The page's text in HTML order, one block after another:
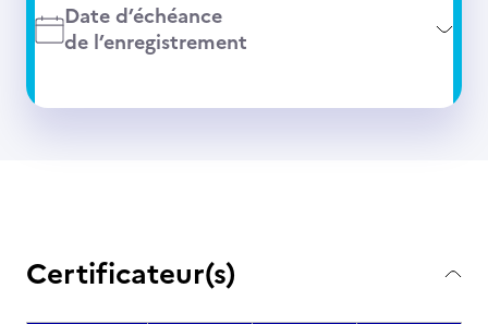
Date d’échéance
de l’enregistrement
Certificateur(s)